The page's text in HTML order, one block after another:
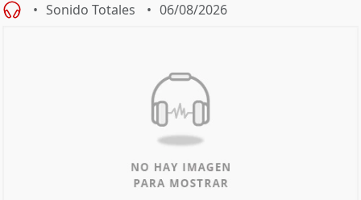
Sonido Totales 06/08/2026